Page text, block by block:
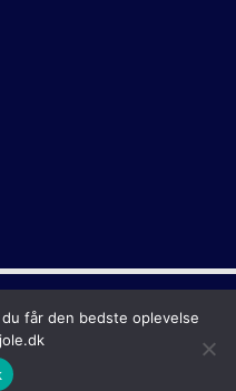
Blå Kjole
får den bedste oplevelse